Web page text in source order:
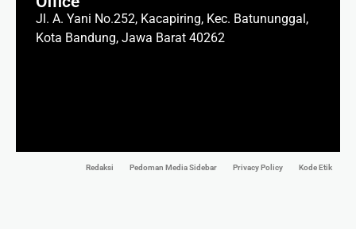
Jl. A. Yani No.252, Kacapiring, Kec. Batununggal,
Kota Bandung, Jawa Barat 40262
Redaksi Pedoman Media Sidebar Privacy Policy Kode Etik